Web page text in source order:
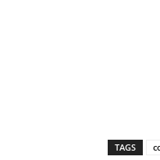
TAGS